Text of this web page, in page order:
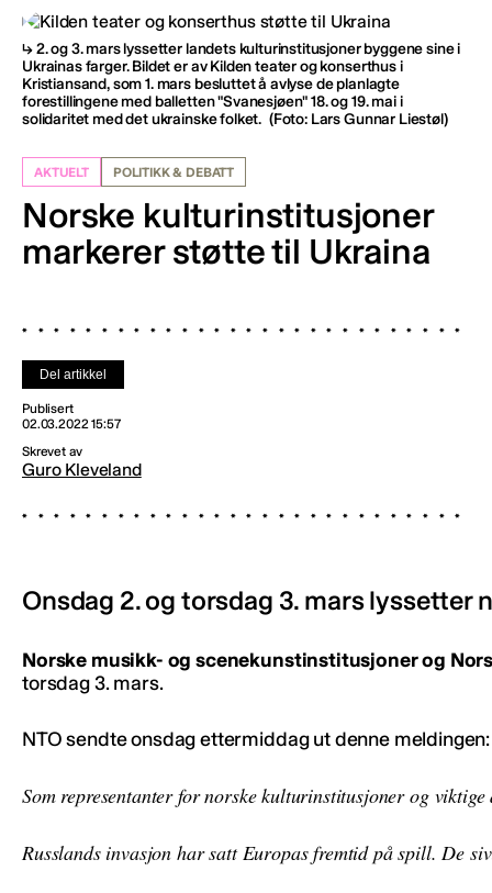
2. og 3. mars lyssetter landets kulturinstitusjoner byggene sine i
Ukrainas farger. Bildet er av Kilden teater og konserthus i
Kristiansand, som 1. mars besluttet å avlyse de planlagte
forestillingene med balletten "Svanesjøen" 18. og 19. mai i
solidaritet med det ukrainske folket. (Foto: Lars Gunnar Liestøl)
AKTUELT POLITIKK & DEBATT
Norske kulturinstitusjoner
markerer støtte til Ukraina
Del artikkel
Publisert
02.03.2022 15:57
Skrevet av
Guro Kleveland
Onsdag 2. og torsdag 3. mars
Norske musikk- og scenekunstinstitusjoner og
torsdag 3. mars.
NTO sendte onsdag ettermiddag ut denne meldingen:
Som representanter for norske kulturinstitusjoner og
Russlands invasjon har satt Europas fremtid på spill. De